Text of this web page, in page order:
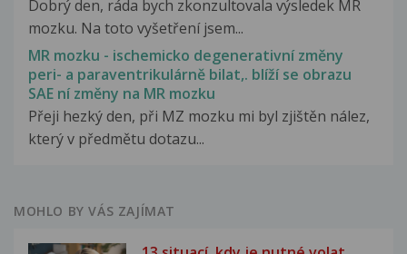
Dobrý den, ráda bych zkonzultovala výsledek MR
mozku. Na toto vyšetření jsem...
MR mozku - ischemicko degenerativní změny
peri- a paraventrikulárně bilat,. blíží se obrazu
SAE ní změny na MR mozku
Přeji hezký den, při MZ mozku mi byl zjištěn nález,
který v předmětu dotazu...
MOHLO BY VÁS ZAJÍMAT